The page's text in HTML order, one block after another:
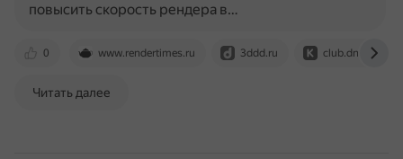
0 www.rendertimes.ru 3ddd.ru club.dns-
повысить скорость рендера в…
Читать далее